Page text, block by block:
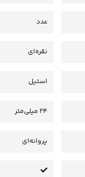
عدد
نقره‌ای
استیل
24 میلی‌متر
پروانه‌ای